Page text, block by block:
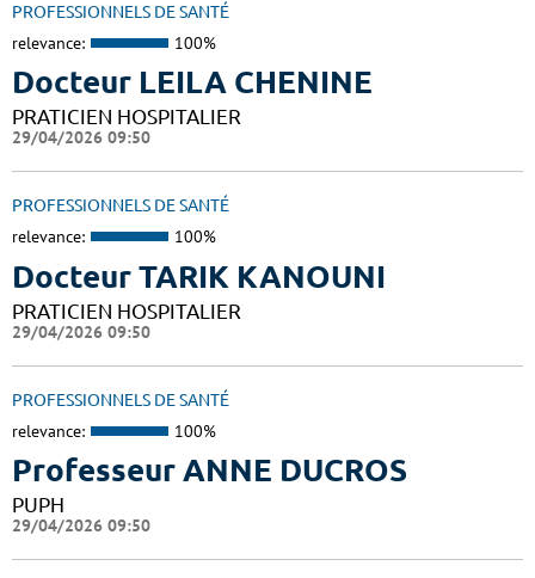
PROFESSIONNELS DE SANTÉ
relevance: 100%
Docteur LEILA CHENINE
PRATICIEN HOSPITALIER
29/04/2026 09:50
PROFESSIONNELS DE SANTÉ
relevance: 100%
Docteur TARIK KANOUNI
PRATICIEN HOSPITALIER
29/04/2026 09:50
PROFESSIONNELS DE SANTÉ
relevance: 100%
Professeur ANNE DUCROS
PUPH
29/04/2026 09:50